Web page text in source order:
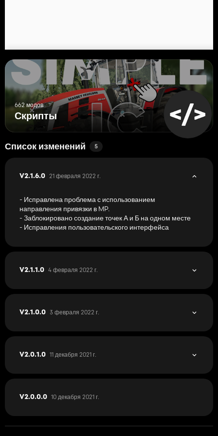
662 модов
Скрипты
Список изменений 5
V2.1.6.0 21 февраля 2022 г.
- Исправлена проблема с использованием
направления привязки в MP.
- Заблокировано создание точек А и Б на одном месте
- Исправления пользовательского интерфейса
V2.1.1.0 4 февраля 2022 г.
V2.1.0.0 3 февраля 2022 г.
V2.0.1.0 11 декабря 2021 г.
V2.0.0.0 10 декабря 2021 г.